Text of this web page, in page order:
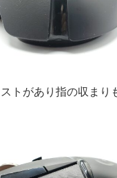
トがあり指の収まり